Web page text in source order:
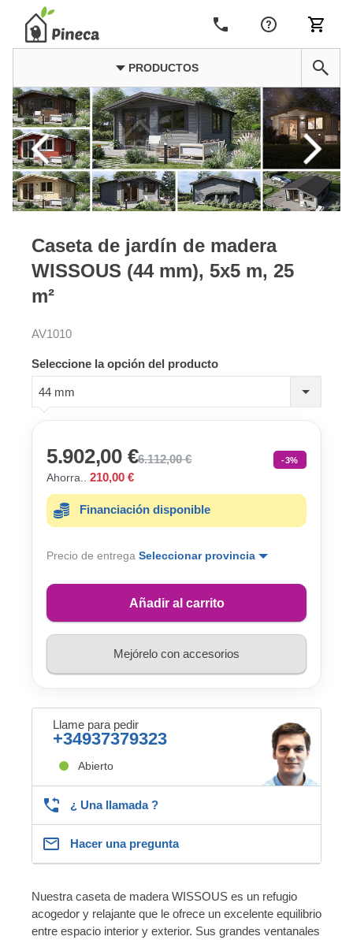
PRODUCTOS
Caseta de jardín de madera
WISSOUS (44 mm), 5x5 m, 25
m²
AV1010
Seleccione la opción del producto
44 mm
5.902,00 €6.112,00 € -3%
Ahorra.. 210,00 €
Financiación disponible
Precio de entrega Seleccionar provincia
Añadir al carrito
Mejórelo con accesorios
Llame para pedir
+34937379323
Abierto
¿ Una llamada ?
Hacer una pregunta
Nuestra caseta de madera WISSOUS es un refugio
acogedor y relajante que le ofrece un excelente equilibrio
entre espacio interior y exterior. Sus grandes ventanales